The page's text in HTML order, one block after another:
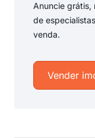
Anuncie grátis,
de
venda.
Vender